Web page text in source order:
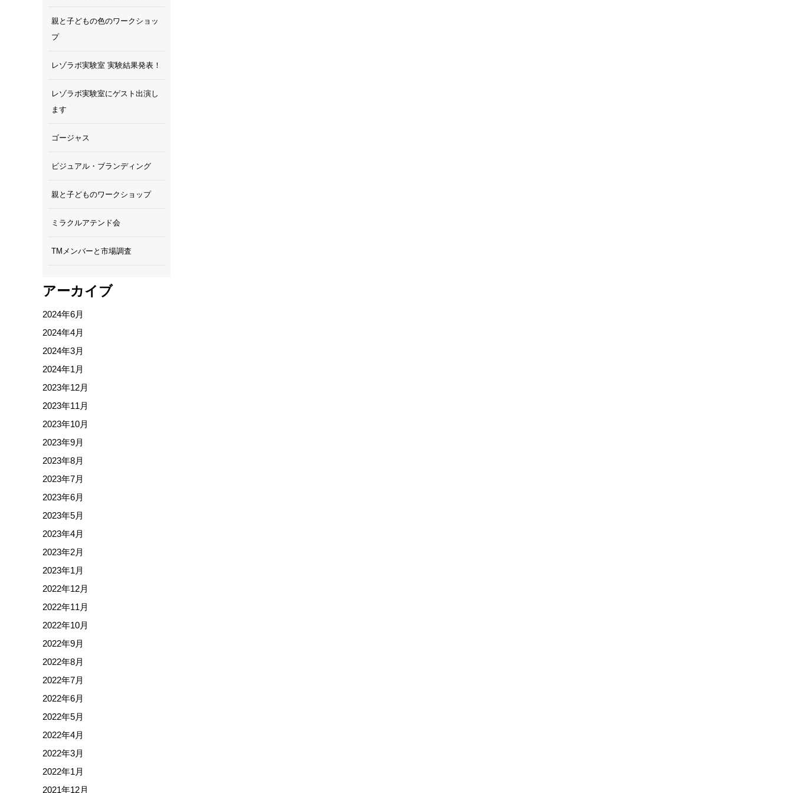
親と子どもの色のワークショッ
プ
レゾラボ実験室 実験結果発表！
レゾラボ実験室にゲスト出演し
ます
ゴージャス
ビジュアル・ブランディング
親と子どものワークショップ
ミラクルアテンド会
TMメンバーと市場調査
アーカイブ
2024年6月
2024年4月
2024年3月
2024年1月
2023年12月
2023年11月
2023年10月
2023年9月
2023年8月
2023年7月
2023年6月
2023年5月
2023年4月
2023年2月
2023年1月
2022年12月
2022年11月
2022年10月
2022年9月
2022年8月
2022年7月
2022年6月
2022年5月
2022年4月
2022年3月
2022年1月
2021年12月